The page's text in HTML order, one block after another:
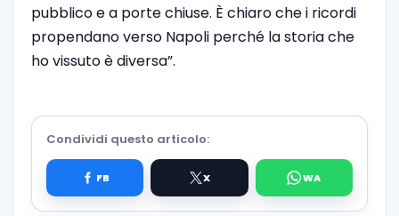
pubblico e a porte chiuse. È chiaro che i ricordi
propendano verso Napoli perché la storia che
ho vissuto è diversa”.
Condividi questo articolo: